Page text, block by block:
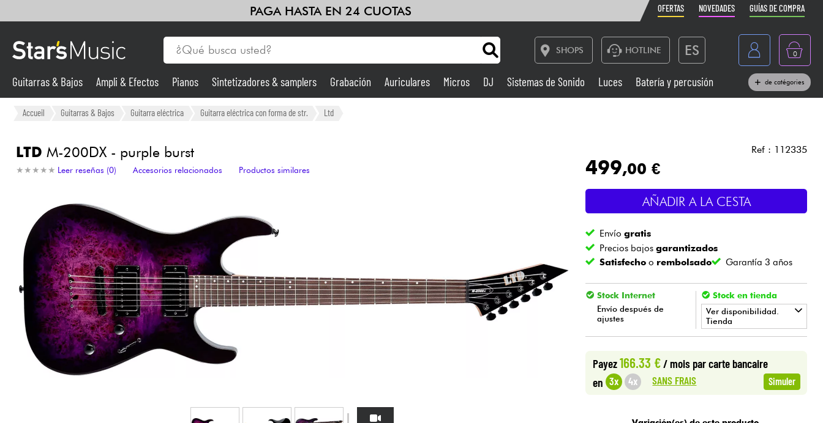
PAGA HASTA EN 24 CUOTAS OFERTAS NOVEDADES GUÍAS DE COMPRA
SHOPS HOTLINE ES
France
Belgique
Nederland
0
Guitarras & Bajos Ampli & Efectos
Sintetizadores & samplers
Sistemas de Sonido
Luces Vientos
Violines y cuarteto Cables & Acces.
HiFi Bundle
Ver nuestras marcas
Guitarras & Bajos Ampli & Efectos Pianos Sintetizadores & samplers Grabación Auriculares Micros DJ Sistemas de Sonido Luces Batería y percusión de catégories
Accueil Guitarras & Bajos Guitarra eléctrica Guitarra eléctrica con forma de str. Ltd
LTD M-200DX - purple burst
★ ★ ★ ★ ★
★ ★ ★ ★ ★ Leer reseñas (0) Accesorios relacionados Productos similares
Ref : 112335
499,00 €
AÑADIR A LA CESTA
Envíogratis
Precios bajosgarantizados
Satisfecho o rembolsado Garantía 3 años
Stock Internet
Envío después de
ajustes
Stock en tienda
Ver disponibilidad.
Tienda
• PARIS
Payez166.33 €/ mois par carte bancaire
en 3x 4x SANS FRAIS Simuler